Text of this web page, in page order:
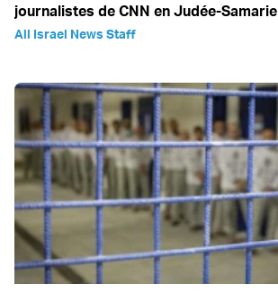
journalistes de CNN en Judée-Samarie
All Israel News Staff